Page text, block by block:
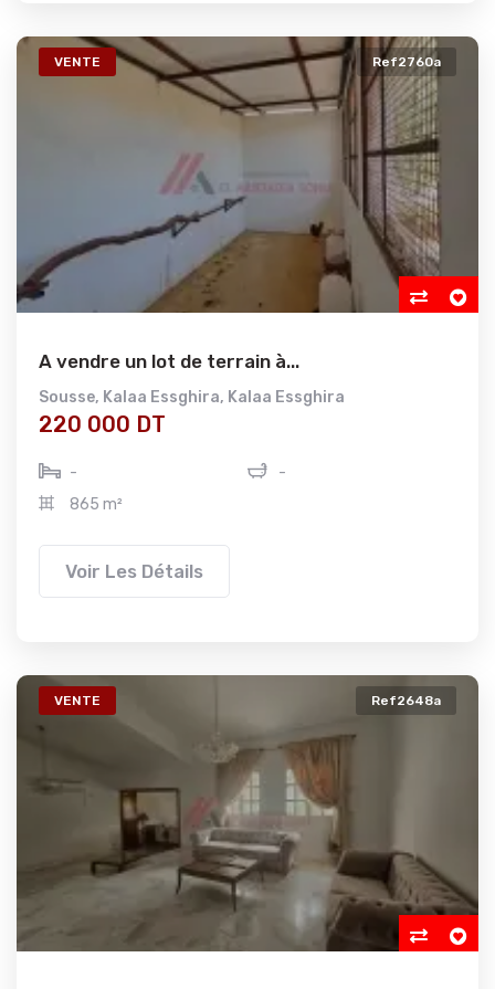
VENTE Ref2760a
A vendre un lot de terrain à...
Sousse, Kalaa Essghira, Kalaa Essghira
220 000 DT
-
-
865 m²
Voir Les Détails
VENTE Ref2648a